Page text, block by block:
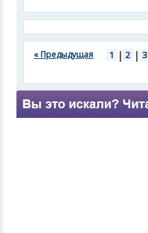
« Предыдущая 1 | 2 | 3